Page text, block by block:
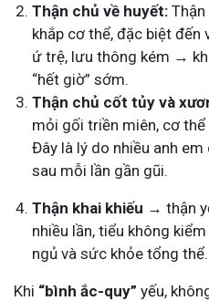
Thận chủ về huyết:
khắp cơ thể, đặc biệt
ứ trệ, lưu thông kém →
“hết giờ” sớm.
Thận chủ cốt tủy và
mỏi gối triền miên, cơ
Đây là lý do nhiều anh
sau mỗi lần gần gũi.
Thận khai khiếu → thận
nhiều lần, tiểu không
ngủ và sức khỏe tổng thể.
Khi “bình ắc-quy” yếu,